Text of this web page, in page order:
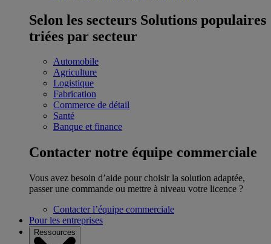
Selon les secteurs Solutions populaires
triées par secteur
Automobile
Agriculture
Logistique
Fabrication
Commerce de détail
Santé
Banque et finance
Contacter notre équipe commerciale
Vous avez besoin d’aide pour choisir la solution adaptée,
passer une commande ou mettre à niveau votre licence ?
Contacter l’équipe commerciale
Pour les entreprises
Ressources